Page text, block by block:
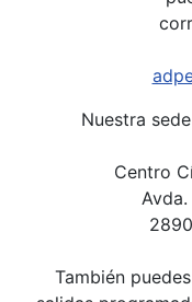
Nuestra
Centro
Avda.
También